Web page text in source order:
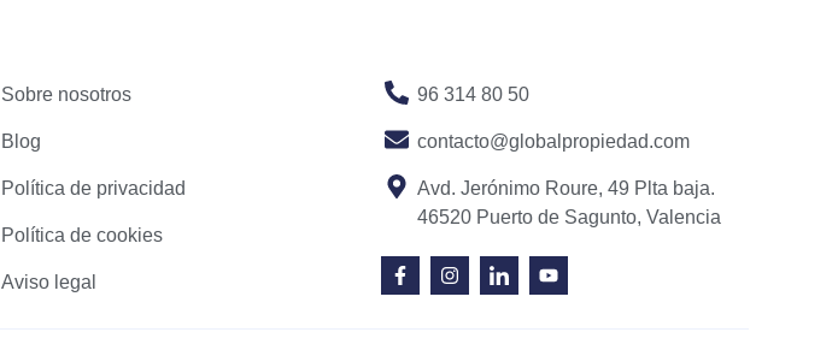
Sobre nosotros
Blog
Política de privacidad
Política de cookies
Aviso legal
96 314 80 50
contacto@globalpropiedad.com
Avd. Jerónimo Roure, 49 Plta baja.
46520 Puerto de Sagunto, Valencia